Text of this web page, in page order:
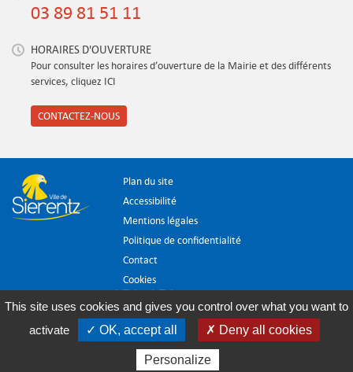
03 89 81 51 11
HORAIRES D'OUVERTURE
Pour consulter les horaires d’ouverture de la Mairie et des différents
services, cliquez ICI
CONTACTEZ-NOUS
Plan du site
Accessibilité
Mentions légales
Politique de confidentialité
Contact
Cookies
HDR Communications © 2014
This site uses cookies and gives you control over what you want to
activate
✓ OK, accept all ✗ Deny all cookies
Personalize